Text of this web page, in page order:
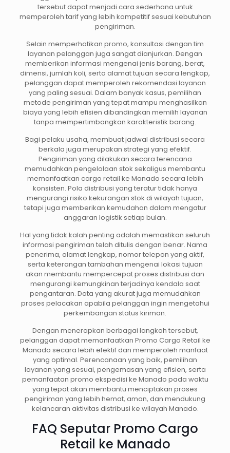
tersebut dapat menjadi cara sederhana untuk
memperoleh tarif yang lebih kompetitif sesuai kebutuhan
pengiriman.
Selain memperhatikan promo, konsultasi dengan tim
layanan pelanggan juga sangat dianjurkan. Dengan
memberikan informasi mengenai jenis barang, berat,
dimensi, jumlah koli, serta alamat tujuan secara lengkap,
pelanggan dapat memperoleh rekomendasi layanan
yang paling sesuai. Dalam banyak kasus, pemilihan
metode pengiriman yang tepat mampu menghasilkan
biaya yang lebih efisien dibandingkan memilih layanan
tanpa mempertimbangkan karakteristik barang.
Bagi pelaku usaha, membuat jadwal distribusi secara
berkala juga merupakan strategi yang efektif.
Pengiriman yang dilakukan secara terencana
memudahkan pengelolaan stok sekaligus membantu
memanfaatkan cargo retail ke Manado secara lebih
konsisten. Pola distribusi yang teratur tidak hanya
mengurangi risiko kekurangan stok di wilayah tujuan,
tetapi juga memberikan kemudahan dalam mengatur
anggaran logistik setiap bulan.
Hal yang tidak kalah penting adalah memastikan seluruh
informasi pengiriman telah ditulis dengan benar. Nama
penerima, alamat lengkap, nomor telepon yang aktif,
serta keterangan tambahan mengenai lokasi tujuan
akan membantu mempercepat proses distribusi dan
mengurangi kemungkinan terjadinya kendala saat
pengantaran. Data yang akurat juga memudahkan
proses pelacakan apabila pelanggan ingin mengetahui
perkembangan status kiriman.
Dengan menerapkan berbagai langkah tersebut,
pelanggan dapat memanfaatkan Promo Cargo Retail ke
Manado secara lebih efektif dan memperoleh manfaat
yang optimal. Perencanaan yang baik, pemilihan
layanan yang sesuai, pengemasan yang efisien, serta
pemanfaatan promo ekspedisi ke Manado pada waktu
yang tepat akan membantu menciptakan proses
pengiriman yang lebih hemat, aman, dan mendukung
kelancaran aktivitas distribusi ke wilayah Manado.
FAQ Seputar Promo Cargo
Retail ke Manado